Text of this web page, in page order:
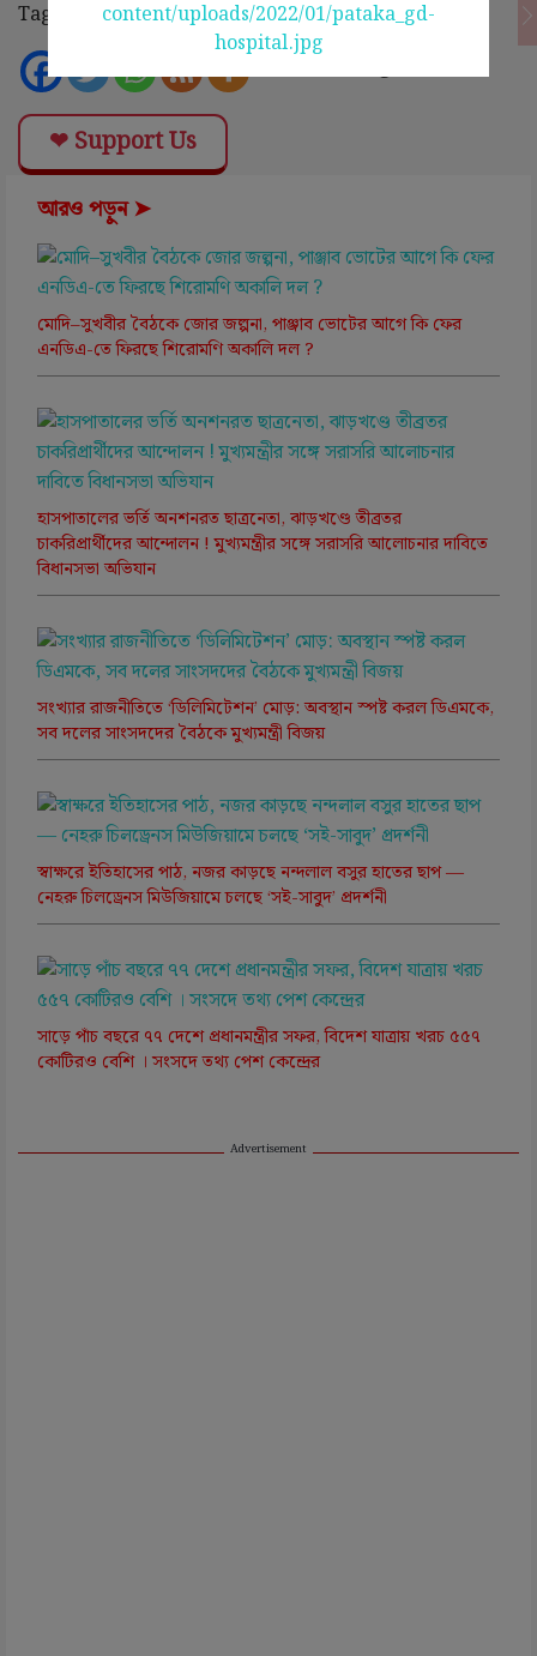
Tags:
Subscribe@
❤ Support Us
আরও পড়ুন ➤
মোদি–সুখবীর বৈঠকে জোর জল্পনা, পাঞ্জাব ভোটের আগে কি ফের
এনডিএ-তে ফিরছে শিরোমণি অকালি দল ?
হাসপাতালের ভর্তি অনশনরত ছাত্রনেতা, ঝাড়খণ্ডে তীব্রতর
চাকরিপ্রার্থীদের আন্দোলন ! মুখ্যমন্ত্রীর সঙ্গে সরাসরি আলোচনার দাবিতে
বিধানসভা অভিযান
সংখ্যার রাজনীতিতে ‘ডিলিমিটেশন’ মোড়: অবস্থান স্পষ্ট করল ডিএমকে,
সব দলের সাংসদদের বৈঠকে মুখ্যমন্ত্রী বিজয়
স্বাক্ষরে ইতিহাসের পাঠ, নজর কাড়ছে নন্দলাল বসুর হাতের ছাপ —
নেহরু চিলড্রেনস মিউজিয়ামে চলছে ‘সই-সাবুদ’ প্রদর্শনী
সাড়ে পাঁচ বছরে ৭৭ দেশে প্রধানমন্ত্রীর সফর, বিদেশ যাত্রায় খরচ ৫৫৭
কোটিরও বেশি । সংসদে তথ্য পেশ কেন্দ্রের
Advertisement